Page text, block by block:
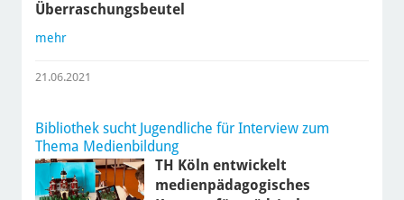
Überraschungsbeutel
mehr
21.06.2021
Bibliothek sucht Jugendliche für Interview zum
Thema Medienbildung
TH Köln entwickelt
medienpädagogisches